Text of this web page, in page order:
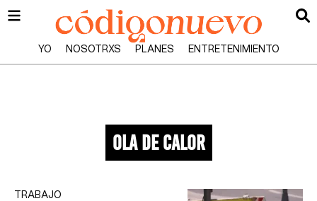
YO NOSOTRXS PLANES ENTRETENIMIENTO
ola de calor
TRABAJO